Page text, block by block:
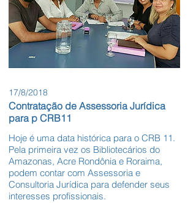
17/8/2018
Contratação de Assessoria Jurídica
para p CRB11
Hoje é uma data histórica para o CRB 11.
Pela primeira vez os Bibliotecários do
Amazonas, Acre Rondônia e Roraima,
podem contar com Assessoria e
Consultoria Jurídica para defender seus
interesses profissionais.